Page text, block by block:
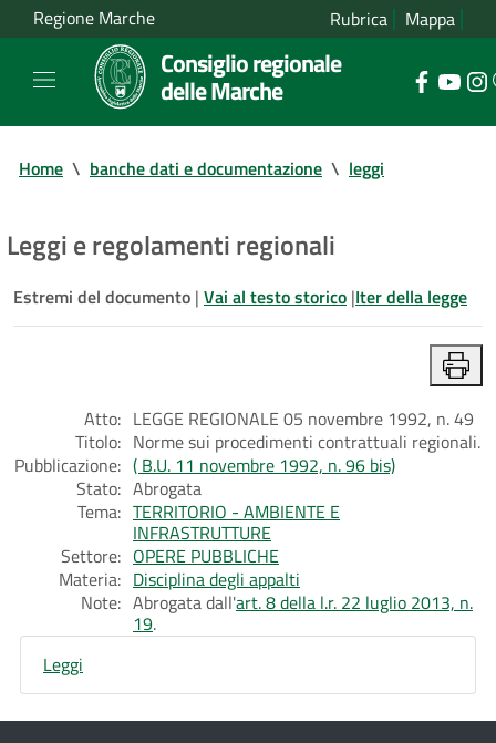
Regione Marche Rubrica Mappa
Consiglio regionale
delle Marche
Home \ banche dati e documentazione \ leggi
Leggi e regolamenti regionali
Estremi del documento | Vai al testo storico |Iter della legge
Atto: LEGGE REGIONALE 05 novembre 1992, n. 49
Titolo: Norme sui procedimenti contrattuali regionali.
Pubblicazione: ( B.U. 11 novembre 1992, n. 96 bis)
Stato: Abrogata
Tema: TERRITORIO - AMBIENTE E
INFRASTRUTTURE
Settore: OPERE PUBBLICHE
Materia: Disciplina degli appalti
Note: Abrogata dall'art. 8 della l.r. 22 luglio 2013, n.
19.
Leggi